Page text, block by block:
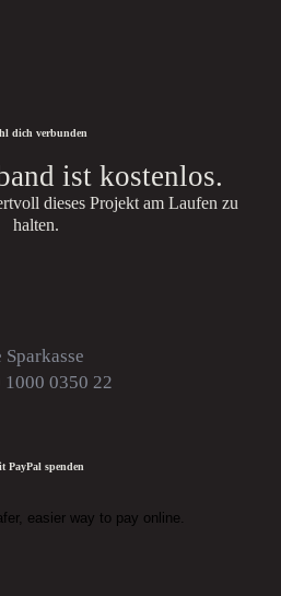
dich verbunden
ist kostenlos.
dieses Projekt am Laufen zu
halten.
0350 22
PayPal spenden